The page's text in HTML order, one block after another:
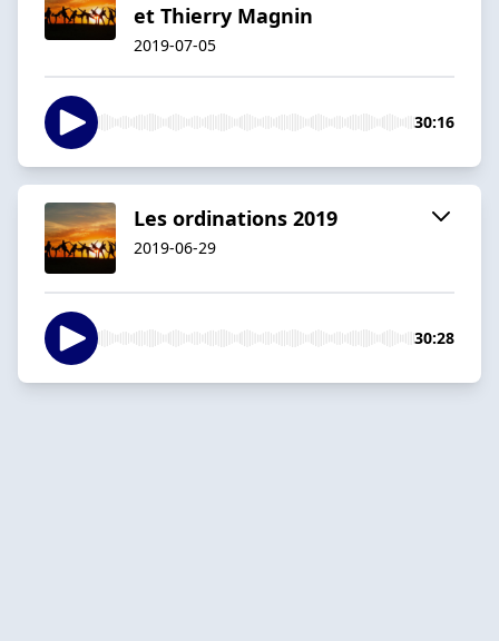
et Thierry Magnin
2019-07-05
30:16
Les ordinations 2019
2019-06-29
30:28